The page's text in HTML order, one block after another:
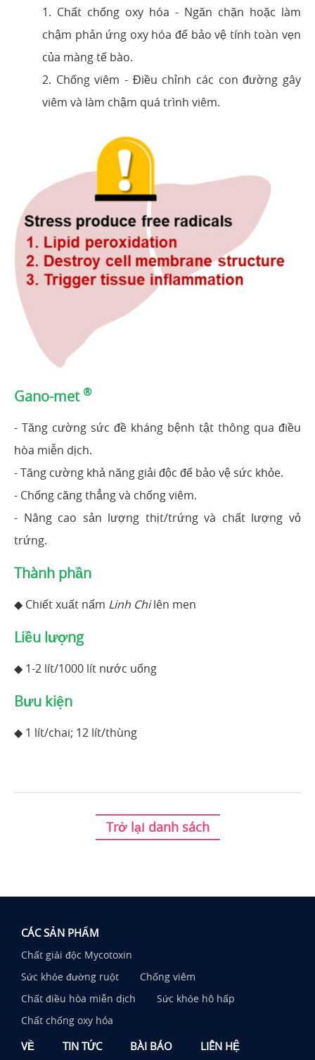
1. Chất chống oxy hóa - Ngăn chặn hoặc làm
chậm phản ứng oxy hóa để bảo vệ tính toàn vẹn
của màng tế bào.
2. Chống viêm - Điều chỉnh các con đường gây
viêm và làm chậm quá trình viêm.
Gano-met ®
- Tăng cường sức đề kháng bệnh tật thông qua điều
hòa miễn dịch.
- Tăng cường khả năng giải độc để bảo vệ sức khỏe.
- Chống căng thẳng và chống viêm.
- Nâng cao sản lượng thịt/trứng và chất lượng vỏ
trứng.
Thành phần
◆ Chiết xuất nấm Linh Chilên men
Liều lượng
◆ 1-2 lít/1000 lít nước uống
Bưu kiện
◆ 1 lít/chai; 12 lít/thùng
Trở lại danh sách
CÁC SẢN PHẨM
Chất giải độc Mycotoxin
Sức khỏe đường ruột
Chống viêm
Chất điều hòa miễn dịch
Sức khỏe hô hấp
Chất chống oxy hóa
VỀ TIN TỨC BÀI BÁO LIÊN HỆ